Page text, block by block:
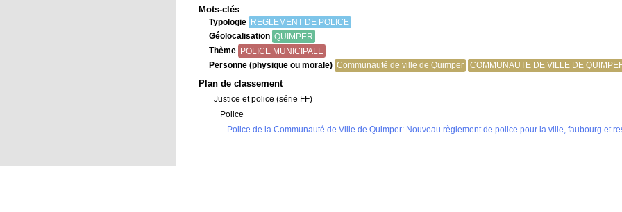
Mots-clés
Typologie REGLEMENT DE POLICE
Géolocalisation QUIMPER
Thème POLICE MUNICIPALE
Personne (physique ou morale) Communauté de ville de Quimper COMMUNAUTE DE VILLE DE
Plan de classement
Justice et police (série FF)
Police
Police de la Communauté de Ville de Quimper: Nouveau règlement de police pour la ville, faubourg et